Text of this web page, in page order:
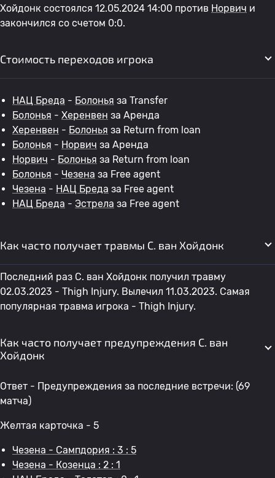
Хойдонк состоялся 12.05.2024 14:00 против Норвич и
закончился со счетом 0:0.
Стоимость переходов игрока
НАЦ Бреда - Болонья за Transfer
Болонья - Херенвен за Аренда
Херенвен - Болонья за Return from loan
Болонья - Норвич за Аренда
Норвич - Болонья за Return from loan
Болонья - Чезена за Free agent
Чезена - НАЦ Бреда за Free agent
НАЦ Бреда - Эстрела за Free agent
Как часто получает травмы С. ван Хойдонк
Последний раз С. ван Хойдонк получил травму
02.03.2023 - Thigh Injury. Вылечил 11.03.2023. Самая
популярная травма игрока - Thigh Injury.
Как часто получает предупреждения С. ван
Хойдонк
Ответ - Предупреждения за последние встречи: (69
матча)
Желтая карточка - 5
Чезена - Сампдория : 3 : 5
Чезена - Козенца : 2 : 1